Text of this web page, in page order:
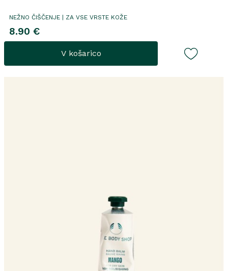
NEŽNO ČIŠČENJE | ZA VSE VRSTE KOŽE
8.90 €
V košarico